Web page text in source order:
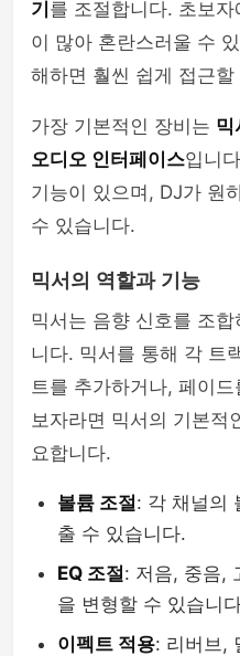
기 를 조절합니다. 초보
이 많아 혼란스러울 수
해하면 훨씬 쉽게 접근
가장 기본적인 장비는 믹
오디오 인터페이스입니
기능이 있으며, DJ가 원
수 있습니다.
믹서의 역할과 기능
믹서는 음향 신호를 조
니다. 믹서를 통해 각 트
트를 추가하거나, 페이
보자라면 믹서의 기본적
요합니다.
볼륨 조절: 각 채널의
출 수 있습니다.
EQ 조절: 저음, 중음,
을 변형할 수 있습니
이펙트 적용: 리버브,